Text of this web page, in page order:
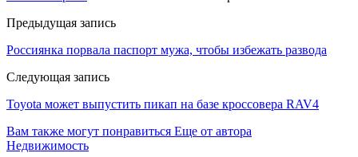
Предыдущая запись
Россиянка порвала паспорт мужа, чтобы избежать развода
Следующая запись
Toyota может выпустить пикап на базе кроссовера RAV4
Вам также могут понравиться Еще от автора
Недвижимость